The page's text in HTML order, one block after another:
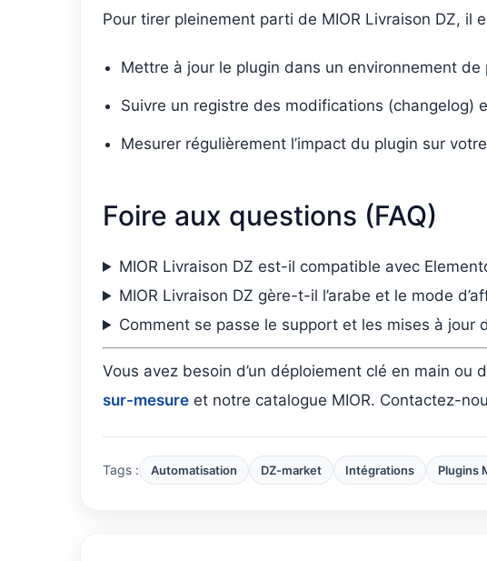
Pour tirer pleinement parti de MIOR Livraison DZ, il
Mettre à jour le plugin dans un environnement
Suivre un registre des modifications (changelog)
Mesurer régulièrement l’impact du plugin sur
Foire aux questions (FAQ)
MIOR Livraison DZ est-il compatible avec
MIOR Livraison DZ gère-t-il l’arabe et le mode
Comment se passe le support et les mises à jour
Vous avez besoin d’un déploiement clé en main
sur-mesure et notre catalogue MIOR. Contactez-
Tags : Automatisation DZ-market Intégrations Plugins